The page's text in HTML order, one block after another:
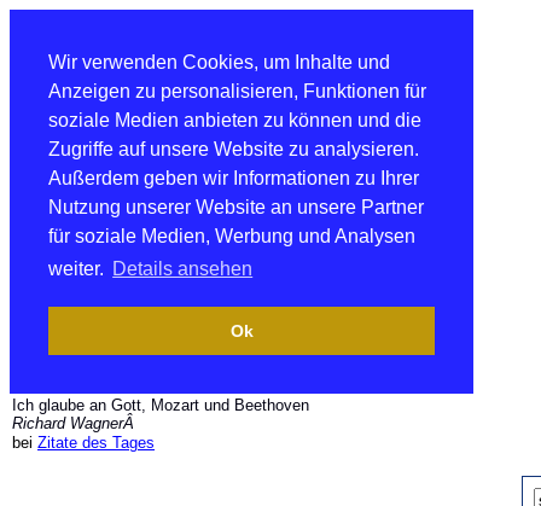
Wir verwenden Cookies, um Inhalte und
Anzeigen zu personalisieren, Funktionen für
soziale Medien anbieten zu können und die
Zugriffe auf unsere Website zu analysieren.
Außerdem geben wir Informationen zu Ihrer
Nutzung unserer Website an unsere Partner
für soziale Medien, Werbung und Analysen
weiter. Details ansehen
Ok
Ich glaube an Gott, Mozart und Beethoven
Richard WagnerÂ
bei Zitate des Tages